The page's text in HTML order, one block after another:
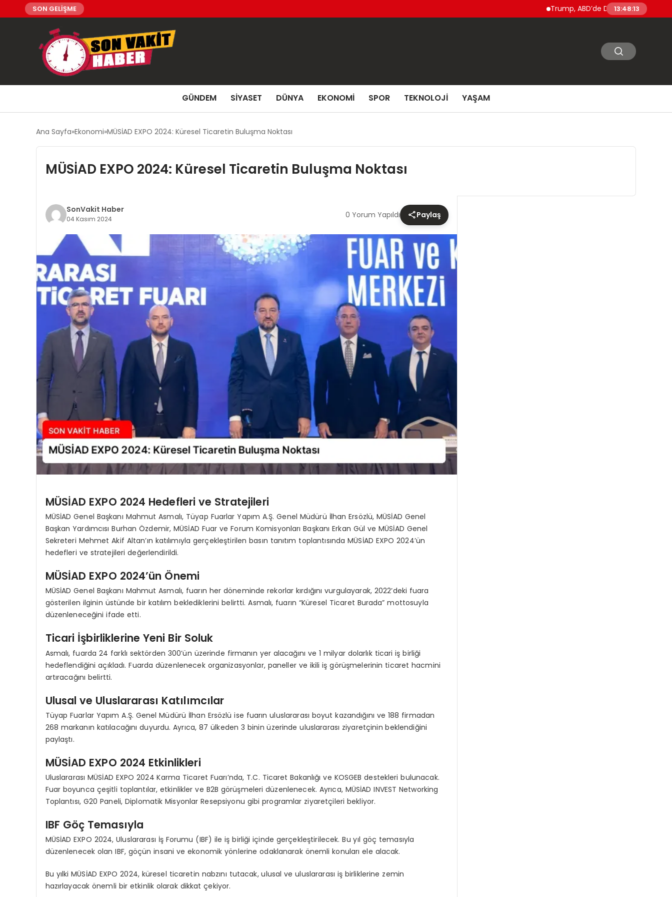
SON GELİŞME Trump, ABD’de Doğumla Vatandaşlık ve
13:48:14
GÜNDEM SIYASET DÜNYA EKONOMI SPOR TEKNOLOJI YAŞAM
Ana Sayfa Ekonomi MÜSİAD EXPO 2024: Küresel Ticaretin Buluşma Noktası
MÜSİAD EXPO 2024: Küresel Ticaretin Buluşma Noktası
SonVakit Haber
04 Kasım 2024 0 Yorum Yapıldı Paylaş
MÜSİAD EXPO 2024 Hedefleri ve Stratejileri
MÜSİAD Genel Başkanı Mahmut Asmalı, Tüyap Fuarlar Yapım A.Ş. Genel Müdürü İlhan Ersözlü, MÜSİAD Genel
Başkan Yardımcısı Burhan Özdemir, MÜSİAD Fuar ve Forum Komisyonları Başkanı Erkan Gül ve MÜSİAD Genel
Sekreteri Mehmet Akif Altan’ın katılımıyla gerçekleştirilen basın tanıtım toplantısında MÜSİAD EXPO 2024’ün
hedefleri ve stratejileri değerlendirildi.
MÜSİAD EXPO 2024’ün Önemi
MÜSİAD Genel Başkanı Mahmut Asmalı, fuarın her döneminde rekorlar kırdığını vurgulayarak, 2022’deki fuara
gösterilen ilginin üstünde bir katılım beklediklerini belirtti. Asmalı, fuarın “Küresel Ticaret Burada” mottosuyla
düzenleneceğini ifade etti.
Ticari İşbirliklerine Yeni Bir Soluk
Asmalı, fuarda 24 farklı sektörden 300’ün üzerinde firmanın yer alacağını ve 1 milyar dolarlık ticari iş birliği
hedeflendiğini açıkladı. Fuarda düzenlenecek organizasyonlar, paneller ve ikili iş görüşmelerinin ticaret hacmini
artıracağını belirtti.
Ulusal ve Uluslararası Katılımcılar
Tüyap Fuarlar Yapım A.Ş. Genel Müdürü İlhan Ersözlü ise fuarın uluslararası boyut kazandığını ve 188 firmadan
268 markanın katılacağını duyurdu. Ayrıca, 87 ülkeden 3 binin üzerinde uluslararası ziyaretçinin beklendiğini
paylaştı.
MÜSİAD EXPO 2024 Etkinlikleri
Uluslararası MÜSİAD EXPO 2024 Karma Ticaret Fuarı’nda, T.C. Ticaret Bakanlığı ve KOSGEB destekleri bulunacak.
Fuar boyunca çeşitli toplantılar, etkinlikler ve B2B görüşmeleri düzenlenecek. Ayrıca, MÜSİAD INVEST Networking
Toplantısı, G20 Paneli, Diplomatik Misyonlar Resepsiyonu gibi programlar ziyaretçileri bekliyor.
IBF Göç Temasıyla
MÜSİAD EXPO 2024, Uluslararası İş Forumu (IBF) ile iş birliği içinde gerçekleştirilecek. Bu yıl göç temasıyla
düzenlenecek olan IBF, göçün insani ve ekonomik yönlerine odaklanarak önemli konuları ele alacak.
Bu yılki MÜSİAD EXPO 2024, küresel ticaretin nabzını tutacak, ulusal ve uluslararası iş birliklerine zemin
hazırlayacak önemli bir etkinlik olarak dikkat çekiyor.